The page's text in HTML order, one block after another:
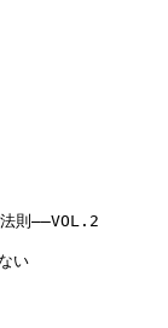
法則――VOL.2
い